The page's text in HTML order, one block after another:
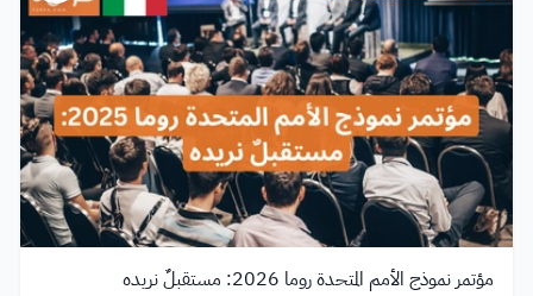
مؤتمر نموذج الأمم المتحدة روما 2026: مستقبلٌ نريده